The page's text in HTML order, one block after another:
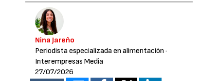
Nina Jareño
Periodista especializada en alimentación ·
Interempresas Media
27/07/2026